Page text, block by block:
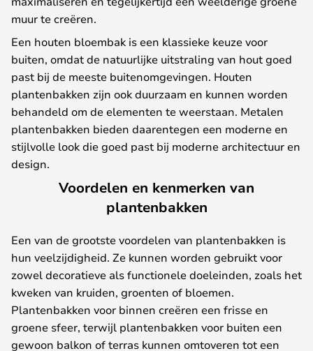
muur te creëren.
Een houten bloembak is een klassieke keuze voor
buiten, omdat de natuurlijke uitstraling van hout goed
past bij de meeste buitenomgevingen. Houten
plantenbakken zijn ook duurzaam en kunnen worden
behandeld om de elementen te weerstaan. Metalen
plantenbakken bieden daarentegen een moderne en
stijlvolle look die goed past bij moderne architectuur en
design.
Voordelen en kenmerken van
plantenbakken
Een van de grootste voordelen van plantenbakken is
hun veelzijdigheid. Ze kunnen worden gebruikt voor
zowel decoratieve als functionele doeleinden, zoals het
kweken van kruiden, groenten of bloemen.
Plantenbakken voor binnen creëren een frisse en
groene sfeer, terwijl plantenbakken voor buiten een
gewoon balkon of terras kunnen omtoveren tot een